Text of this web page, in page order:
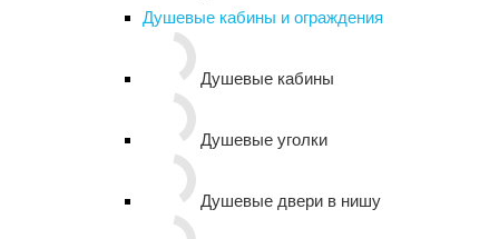
Душевые кабины и ограждения
Душевые кабины
Душевые уголки
Душевые двери в нишу